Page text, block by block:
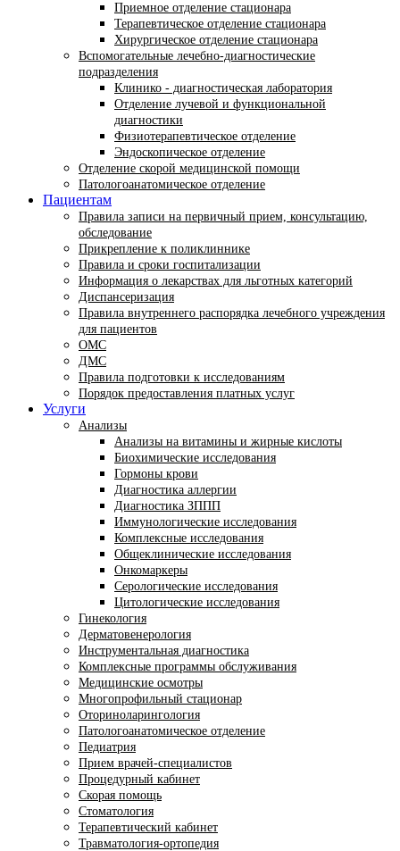
Приемное отделение стационара
Терапевтическое отделение стационара
Хирургическое отделение стационара
Вспомогательные лечебно-диагностические
подразделения
Клинико - диагностическая лаборатория
Отделение лучевой и функциональной
диагностики
Физиотерапевтическое отделение
Эндоскопическое отделение
Отделение скорой медицинской помощи
Патологоанатомическое отделение
Пациентам
Правила записи на первичный прием, консультацию,
обследование
Прикрепление к поликлиннике
Правила и сроки госпитализации
Информация о лекарствах для льготных категорий
Диспансеризация
Правила внутреннего распорядка лечебного учреждения
для пациентов
ОМС
ДМС
Правила подготовки к исследованиям
Порядок предоставления платных услуг
Услуги
Анализы
Анализы на витамины и жирные кислоты
Биохимические исследования
Гормоны крови
Диагностика аллергии
Диагностика ЗППП
Иммунологические исследования
Комплексные исследования
Общеклинические исследования
Онкомаркеры
Серологические исследования
Цитологические исследования
Гинекология
Дерматовенерология
Инструментальная диагностика
Комплексные программы обслуживания
Медицинские осмотры
Многопрофильный стационар
Оториноларингология
Патологоанатомическое отделение
Педиатрия
Прием врачей-специалистов
Процедурный кабинет
Скорая помощь
Стоматология
Терапевтический кабинет
Травматология-ортопедия